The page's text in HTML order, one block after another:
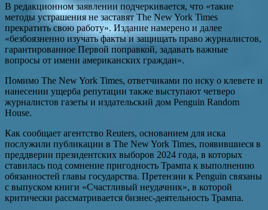
В редакционном заявлении подчеркивается, что «такие
методы устрашения не заставят The New York Times
прекратить свою работу». Издание намерено и далее
«безбоязненно изучать факты и защищать право журналистов,
гарантированное Первой поправкой, задавать важные
вопросы от имени американских граждан».
Помимо The New York Times, ответчиками по иску о клевете и
нанесении ущерба репутации также выступают четверо
журналистов газеты и издательский дом Penguin Random
House.
Как сообщает агентство Reuters, основанием для иска
послужили публикации в The New York Times, появившиеся в
преддверии президентских выборов 2024 года, в которых
ставилась под сомнение пригодность Трампа к выполнению
обязанностей главы государства. Претензии к Penguin связаны
с выпуском книги «Счастливый неудачник», в которой
критически рассматривается бизнес-деятельность Трампа.